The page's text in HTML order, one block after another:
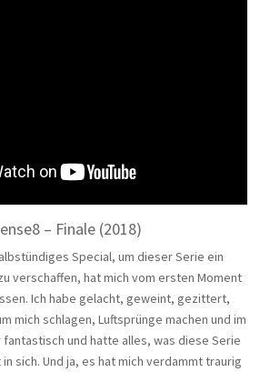
– Finale (2018)
Special, um dieser Serie ein
verschaffen, hat mich vom ersten Moment
Ich habe gelacht, geweint, gezittert,
mich schlagen, Luftsprünge machen und im
fantastisch und hatte alles, was diese Serie
sich. Und ja, es hat mich verdammt traurig